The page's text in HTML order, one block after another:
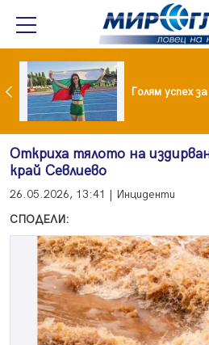
Когато всичко те дразни: тези трикове променят настроението за минути
Откриха тялото на
край Севлиево
26.05.2026, 13:41 | Инциденти
СПОДЕЛИ: